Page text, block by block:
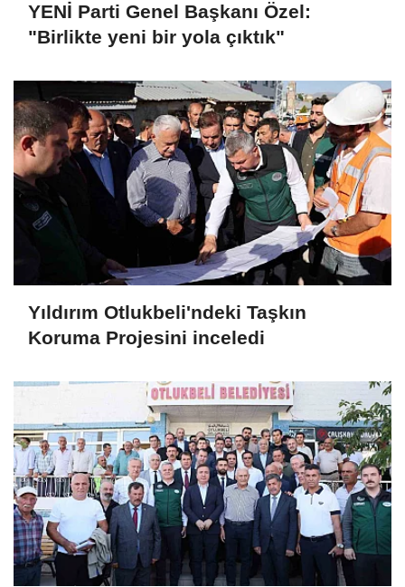
YENİ Parti Genel Başkanı Özel:
"Birlikte yeni bir yola çıktık"
Yıldırım Otlukbeli'ndeki Taşkın
Koruma Projesini inceledi